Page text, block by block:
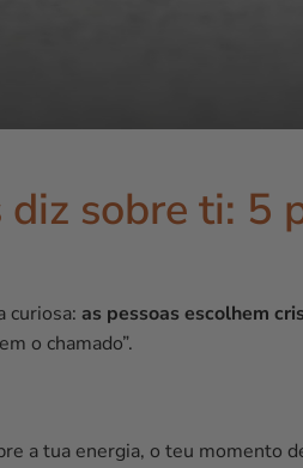
sobre ti: 5
curiosa: as pessoas escolhem
o chamado”.
a tua energia, o teu momento